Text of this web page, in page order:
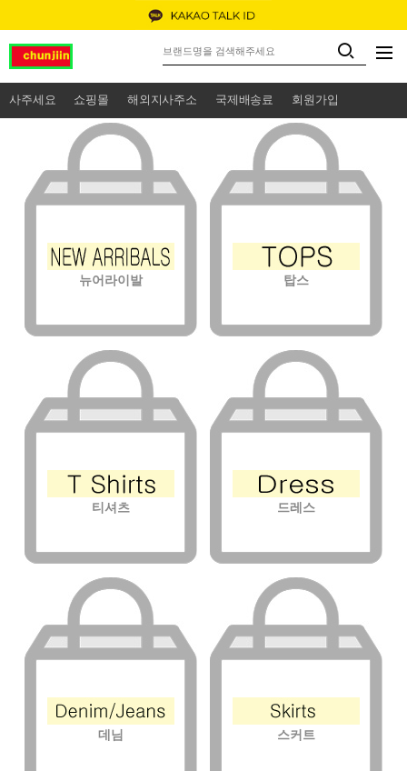
사주세요 쇼핑몰 해외지사주소 국제배송료 회원가입
뉴어라이발 탑스
티셔츠 드레스
데님 스커트